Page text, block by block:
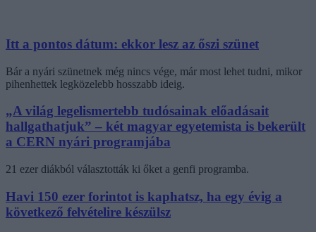
Itt a pontos dátum: ekkor lesz az őszi szünet
Bár a nyári szünetnek még nincs vége, már most lehet tudni, mikor
pihenhettek legközelebb hosszabb ideig.
„A világ legelismertebb tudósainak előadásait
hallgathatjuk” – két magyar egyetemista is bekerült
a CERN nyári programjába
21 ezer diákból választották ki őket a genfi programba.
Havi 150 ezer forintot is kaphatsz, ha egy évig a
következő felvételire készülsz